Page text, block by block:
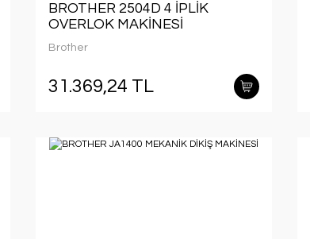
BROTHER 2504D 4 İPLİK
OVERLOK MAKİNESİ
Brother
31.369,24 TL